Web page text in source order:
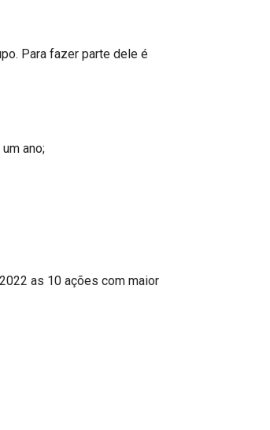
Para fazer parte dele é
ano;
as 10 ações com maior